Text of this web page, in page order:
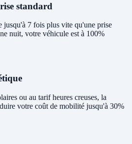
standard
7 fois plus vite qu'une prise
nuit, votre véhicule est à 100%
ou au tarif heures creuses, la
votre coût de mobilité jusqu'à 30%